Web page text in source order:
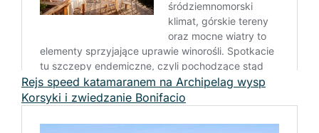
Rejs speed katamaranem na Archipelag wysp
Korsyki i zwiedzanie Bonifacio